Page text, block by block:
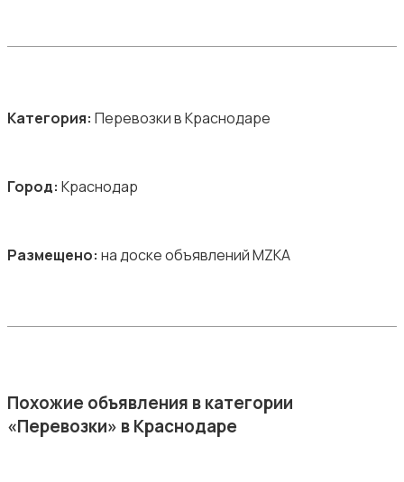
Категория: Перевозки в Краснодаре
Город: Краснодар
Размещено: на доске объявлений MZKA
Похожие объявления в категории
«Перевозки» в Краснодаре